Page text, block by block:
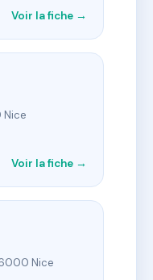
Voir la fiche →
Nice
Voir la fiche →
Nice